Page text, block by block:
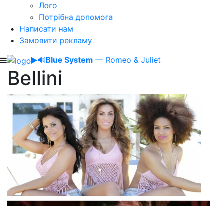
Лого
Потрібна допомога
Написати нам
Замовити рекламу
🔊Blue System — Romeo & Juliet
Bellini